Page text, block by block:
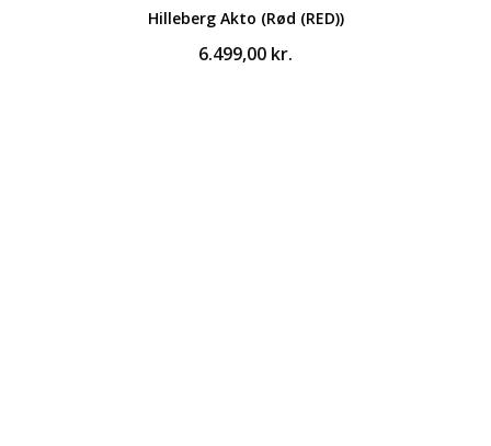
Hilleberg Akto (Rød (RED))
6.499,00 kr.